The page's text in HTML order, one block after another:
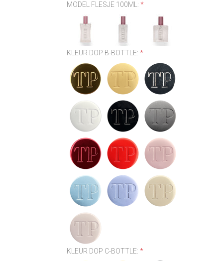
MODEL FLESJE 100ML:*
KLEUR DOP B-BOTTLE:*
KLEUR DOP C-BOTTLE:*